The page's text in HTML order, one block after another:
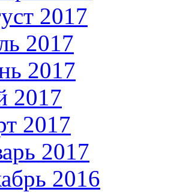
2017
2017
2017
2017
2017
2017
2016